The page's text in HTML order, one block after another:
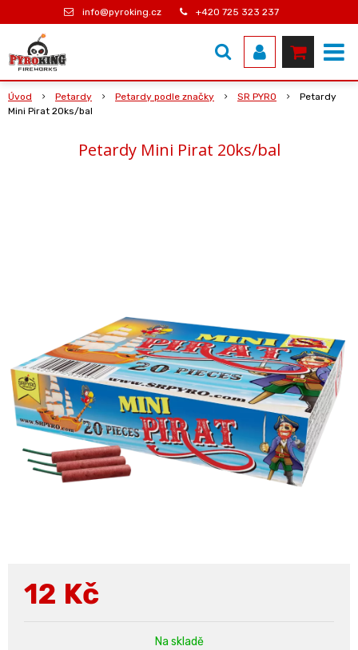
info@pyroking.cz +420 725 323 237
Úvod Petardy Petardy podle značky SR PYRO
Petardy
Mini Pirat 20ks/bal
Petardy Mini Pirat 20ks/bal
12 Kč
Na skladě